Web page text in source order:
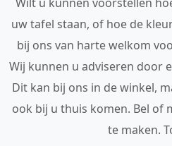
uw tafel staan, of hoe de
bij ons van harte welkom
Wij kunnen u adviseren door
Dit kan bij ons in de winkel,
ook bij u thuis komen. Bel of
te maken.